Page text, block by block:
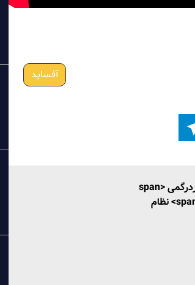
آفساید
آفساید دوقطبی توافق یا جنگ و سردرگمی <span